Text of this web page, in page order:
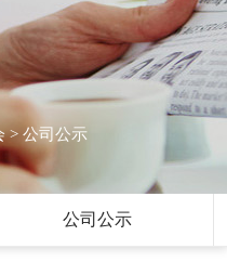
> 公司公示
公司公示